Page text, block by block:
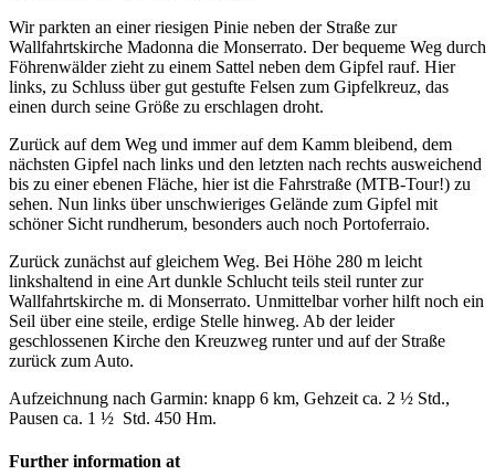
Wir parkten an einer riesigen Pinie neben der Straße zur
Wallfahrtskirche Madonna die Monserrato. Der bequeme Weg durch
Föhrenwälder zieht zu einem Sattel neben dem Gipfel rauf. Hier
links, zu Schluss über gut gestufte Felsen zum Gipfelkreuz, das
einen durch seine Größe zu erschlagen droht.
Zurück auf dem Weg und immer auf dem Kamm bleibend, dem
nächsten Gipfel nach links und den letzten nach rechts ausweichend
bis zu einer ebenen Fläche, hier ist die Fahrstraße (MTB-Tour!) zu
sehen. Nun links über unschwieriges Gelände zum Gipfel mit
schöner Sicht rundherum, besonders auch noch Portoferraio.
Zurück zunächst auf gleichem Weg. Bei Höhe 280 m leicht
linkshaltend in eine Art dunkle Schlucht teils steil runter zur
Wallfahrtskirche m. di Monserrato. Unmittelbar vorher hilft noch ein
Seil über eine steile, erdige Stelle hinweg. Ab der leider
geschlossenen Kirche den Kreuzweg runter und auf der Straße
zurück zum Auto.
Aufzeichnung nach Garmin: knapp 6 km, Gehzeit ca. 2 ½ Std.,
Pausen ca. 1 ½ Std. 450 Hm.
Further information at